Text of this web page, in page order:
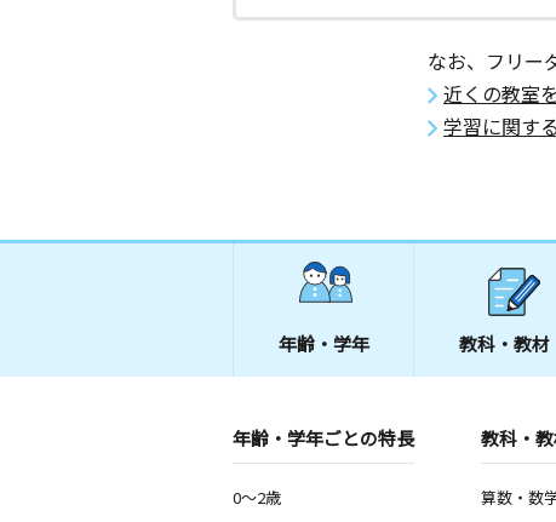
弘和１０１号
ＪＲ藤森駅前教室
水 木 金 土
日
2歳～高校生
京都府京都市伏見区深草柴田屋敷町２
五条駅前教室
3歳～高校生
京都府京都市下京区諏訪町通五条下る上
なお、フリー
近くの教室
学習に関す
年齢・学年 教科・教材
年齢・学年ごとの特長
0～2歳
教科・
算数・数